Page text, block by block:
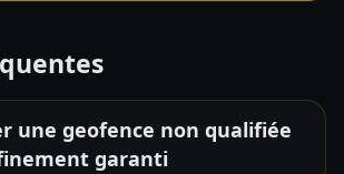
une geofence non qualifiée
garanti